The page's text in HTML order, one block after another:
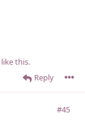
Reply
like this.
#45